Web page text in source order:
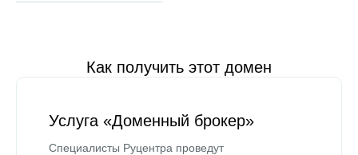
Как получить этот домен
Услуга «Доменный брокер»
Специалисты Руцентра проведут